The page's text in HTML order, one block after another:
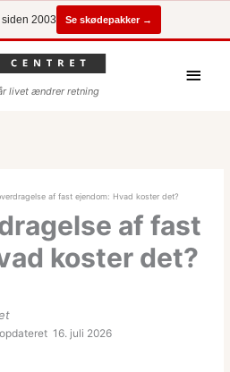
2003 Se skødepakker →
livet ændrer retning
af fast ejendom: Hvad koster det?
af fast
koster det?
16. juli 2026